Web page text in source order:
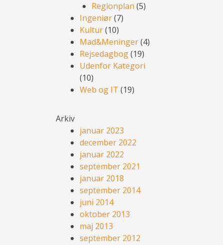
Regionplan (5)
Ingeniør(7)
Kultur(10)
Mad&Meninger(4)
Rejsedagbog(19)
Udenfor Kategori
(10)
Web og IT (19)
Arkiv
januar 2023
december 2022
januar 2022
september 2021
januar 2018
september 2014
juni 2014
oktober 2013
maj 2013
september 2012